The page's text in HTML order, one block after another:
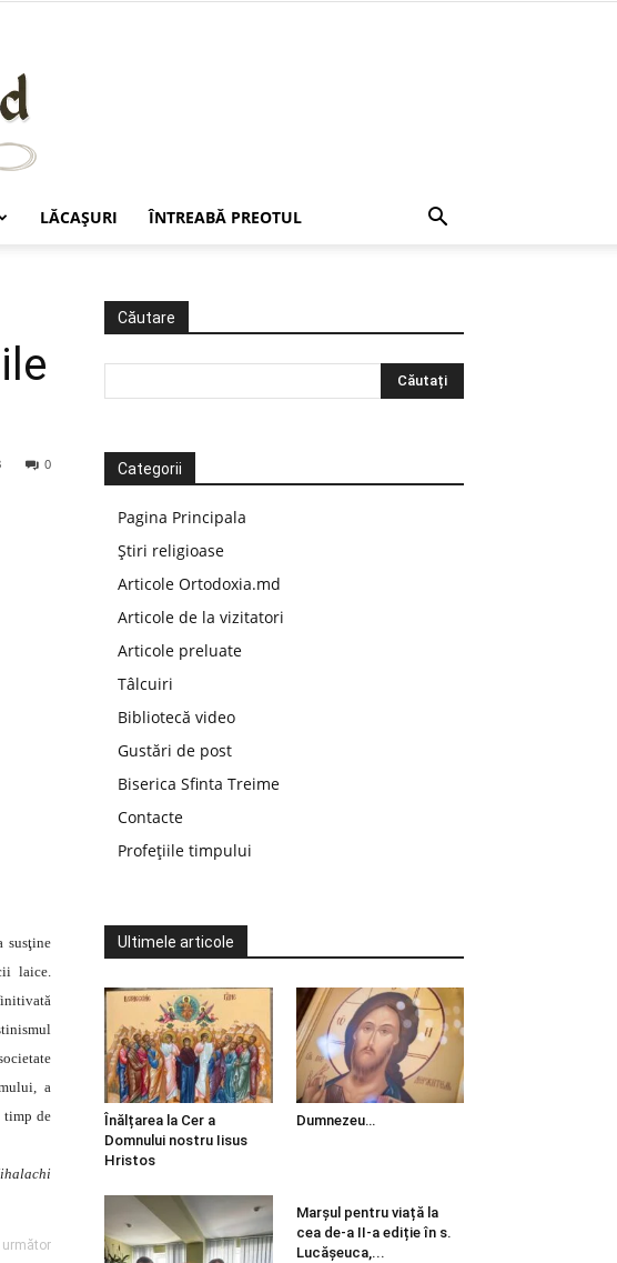
LĂCAŞURI ÎNTREABĂ PREOTUL
0
susţine
laice.
a
timp de
Căutare
Categorii
Pagina Principala
Știri religioase
Articole Ortodoxia.md
Articole de la vizitatori
Articole preluate
Tâlcuiri
Bibliotecă video
Gustări de post
Biserica Sfinta Treime
Contacte
Profețiile timpului
Ultimele articole
Înălțarea la Cer a
Domnului nostru Iisus
Hristos
Dumnezeu…
Marșul pentru viață la
cea de-a II-a ediție în s.
Lucășeuca,...